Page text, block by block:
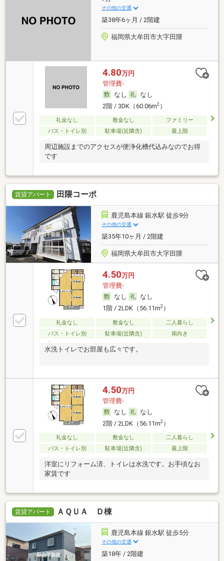
その他の交通
築38年6ヶ月 / 2階建
福岡県大牟田市大字田隈
4.80万円
管理費-
なし
なし
2階 / 3DK（60.06m2）
礼金なし 敷金なし
ファミリー
バス・トイレ別
駐車場(近隣含) 最上階
周辺施設までのアクセスが便浄化槽代込みなのでお得
です
賃貸アパート 田隈コーポ
鹿児島本線 銀水駅 徒歩9分
その他の交通
築35年10ヶ月 / 2階建
福岡県大牟田市大字田隈
4.50万円
管理費-
なし
なし
1階 / 2LDK（56.11m2）
礼金なし 敷金なし
二人暮らし
バス・トイレ別
駐車場(近隣含) 南向き
水洗トイレでお部屋も広々です。
4.50万円
管理費-
なし
なし
2階 / 2LDK（56.11m2）
礼金なし 敷金なし
二人暮らし
バス・トイレ別
駐車場(近隣含) 最上階
洋室にリフォーム済、トイレは水洗です。お手頃なお
家賃です
賃貸アパート ＡＱＵＡ Ｄ棟
鹿児島本線 銀水駅 徒歩5分
その他の交通
築18年 / 2階建